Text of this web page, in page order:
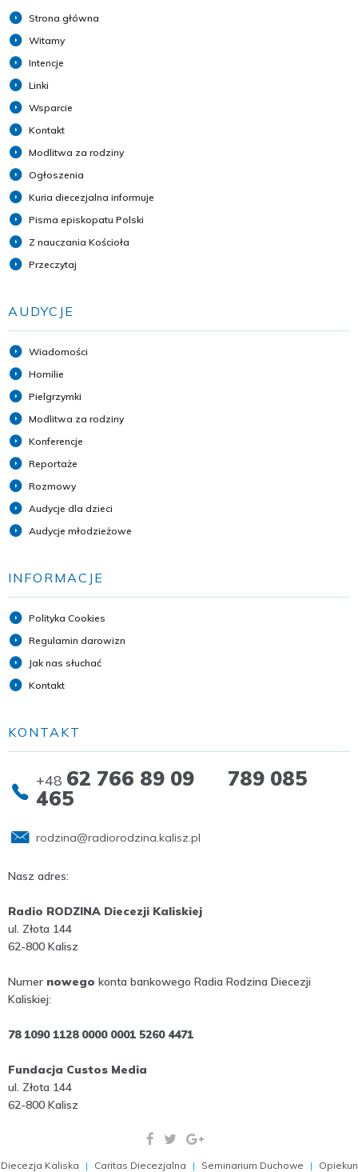
Strona główna
Witamy
Intencje
Linki
Wsparcie
Kontakt
Modlitwa za rodziny
Ogłoszenia
Kuria diecezjalna informuje
Pisma episkopatu Polski
Z nauczania Kościoła
Przeczytaj
AUDYCJE
Wiadomości
Homilie
Pielgrzymki
Modlitwa za rodziny
Konferencje
Reportaże
Rozmowy
Audycje dla dzieci
Audycje młodzieżowe
INFORMACJE
Polityka Cookies
Regulamin darowizn
Jak nas słuchać
Kontakt
KONTAKT
+48 62 766 89 09 789 085
465
rodzina@radiorodzina.kalisz.pl
Nasz adres:
Radio RODZINA Diecezji Kaliskiej
ul. Złota 144
62-800 Kalisz
Numer nowego konta bankowego Radia Rodzina Diecezji
Kaliskiej:
78 1090 1128 0000 0001 5260 4471
Fundacja Custos Media
ul. Złota 144
62-800 Kalisz
Diecezja Kaliska Caritas Diecezjalna Seminarium Duchowe Opiekun